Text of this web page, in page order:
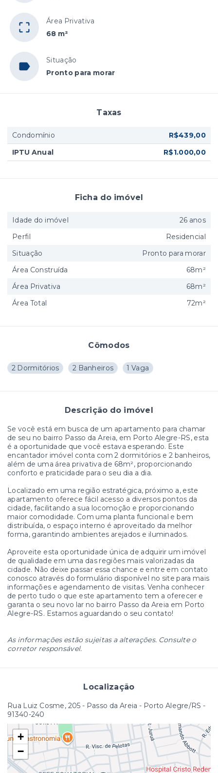
Área Privativa
68 m²
Situação
Pronto para morar
Cômodos
2 Dormitórios 2 Banheiros 1 Vaga
Descrição do imóvel
Se você está em busca de um apartamento para chamar
de seu no bairro Passo da Areia, em Porto Alegre-RS, esta
é a oportunidade que você estava esperando. Este
encantador imóvel conta com 2 dormitórios e 2 banheiros,
além de uma área privativa de 68m², proporcionando
conforto e praticidade para o seu dia a dia.
Localizado em uma região estratégica, próximo a, este
apartamento oferece fácil acesso a diversos pontos da
cidade, facilitando a sua locomoção e proporcionando
maior comodidade. Com uma planta funcional e bem
distribuída, o espaço interno é aproveitado da melhor
forma, garantindo ambientes arejados e iluminados.
Aproveite esta oportunidade única de adquirir um imóvel
de qualidade em uma das regiões mais valorizadas da
cidade. Não deixe passar essa chance e entre em contato
conosco através do formulário disponível no site para mais
informações e agendamento de visitas. Venha conhecer
de perto tudo o que este apartamento tem a oferecer e
garanta o seu novo lar no bairro Passo da Areia em Porto
Alegre-RS. Estamos aguardando o seu contato!
As informações estão sujeitas a alterações. Consulte o
corretor responsável.
Localização
Rua Luiz Cosme, 205 - Passo da Areia - Porto Alegre/RS -
91340-240
+
−
Taxas
Condomínio
R$439,00
IPTU Anual
R$1.000,00
Ficha do imóvel
Idade do imóvel
26 anos
Perfil
Residencial
Situação
Pronto para morar
Área Construída
68m²
Área Privativa
68m²
Área Total
72m²